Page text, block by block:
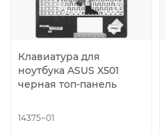
Клавиатура для
ноутбука ASUS X501
черная топ-панель
14375~01